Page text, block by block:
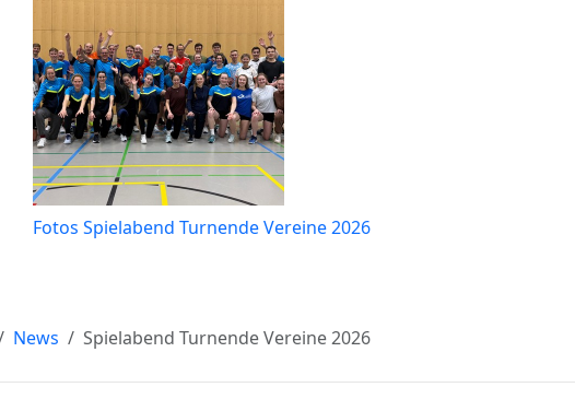
Fotos Spielabend Turnende Vereine 2026
News Spielabend Turnende Vereine 2026